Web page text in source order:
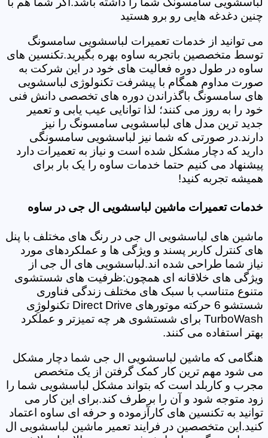
چنین دغدغه هایی رو برو هستید
می توانید از خدمات تعمیرات لباسشویی سامسونگ
توسط متخصصین باتجربه ساوه بهره بگیرید.تکنسین های
ساوه در طول دوره فعالیت های خود در این شرکت به
صورت مداوم همگام با پیشرفت تکنولوژی لباسشویی
های سامسونگ باگذراندن دوره های تخصصی دانش فنی
خود را به روز می کنند؛ لذا توانایی عیب یابی و تعمیر
جدید ترین مدل های لباسشویی سامسونگ را نیز
دارند.در صورتی که شما نیز لباسشویی سامسونگی
دارید که دچار مشکل شده است و نیاز به تعمیرات دارد
پیشنهاد می کنیم حتما خدمات ساوه را یک بار برای
همیشه تجربه کنید!
خدمات تعمیرات ماشین لباسشویی ال جی در ساوه
ماشین های لباسشویی ال جی در رنگ های مختلف با پنل
های کنترل کاربر پسند و ویژگی ها و عملکردهای مورد
نیاز شما طراحی شده اند.لباسشویی های ال جی از
ویژگی های خلاقانه ای همچون:ظرفیت های شستشوی
متنوع متناسب با سبک های مختلف زندگی فناوری
شستشو 6 حرکته موتورهای Direct Drive تکنولوژِی
TurboWash برای شستشوی هر چه تمیزتر و عملکرد
بهتر استفاده می کنند.
هنگامی که ماشین لباسشویی ال جی شما دچار مشکل
می شود مهم ترین کار کمک گرفتن از یک متخصص
مجرب و کاربلد است که بتواند مشکل لباسشویی شما را
زود متوجه شود و آن را برطرف کند.برای این کار می
توانید به تکنسین های کارآزموده و حرفه ای ساوه اعتماد
کنید.این متخصصین در فرایند تعمیر ماشین لباسشویی ال